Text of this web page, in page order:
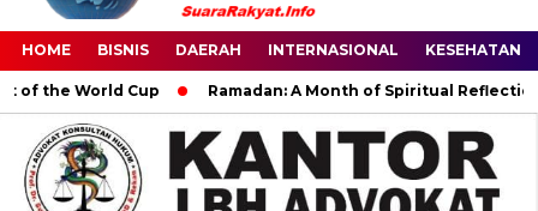
HOME BISNIS DAERAH INTERNASIONAL KESEHATAN
World Cup Ramadan: A Month of Spiritual Reflection,